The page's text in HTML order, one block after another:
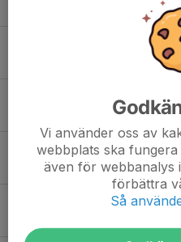
Cup och ny
Säsongen igång!
14 sep 2024 0
Första träningen för
29 aug 2024 0
KB-dagen 27/8
Vi använder oss av
webbplats ska
även för webbanalys
förbättra
Så